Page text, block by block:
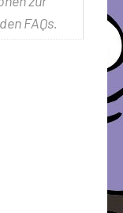
FAQs.